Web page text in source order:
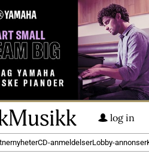
log in
CD-anmeldelserLobby-annonser